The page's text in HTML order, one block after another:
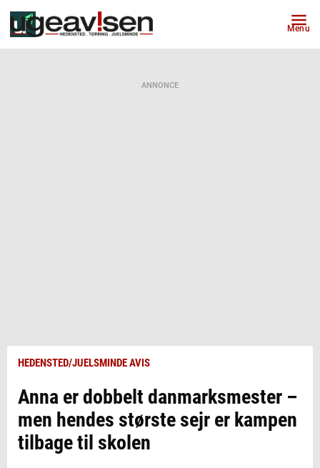
Menu
ANNONCE
HEDENSTED/JUELSMINDE AVIS
Anna er dobbelt danmarksmester –
men hendes største sejr er kampen
tilbage til skolen